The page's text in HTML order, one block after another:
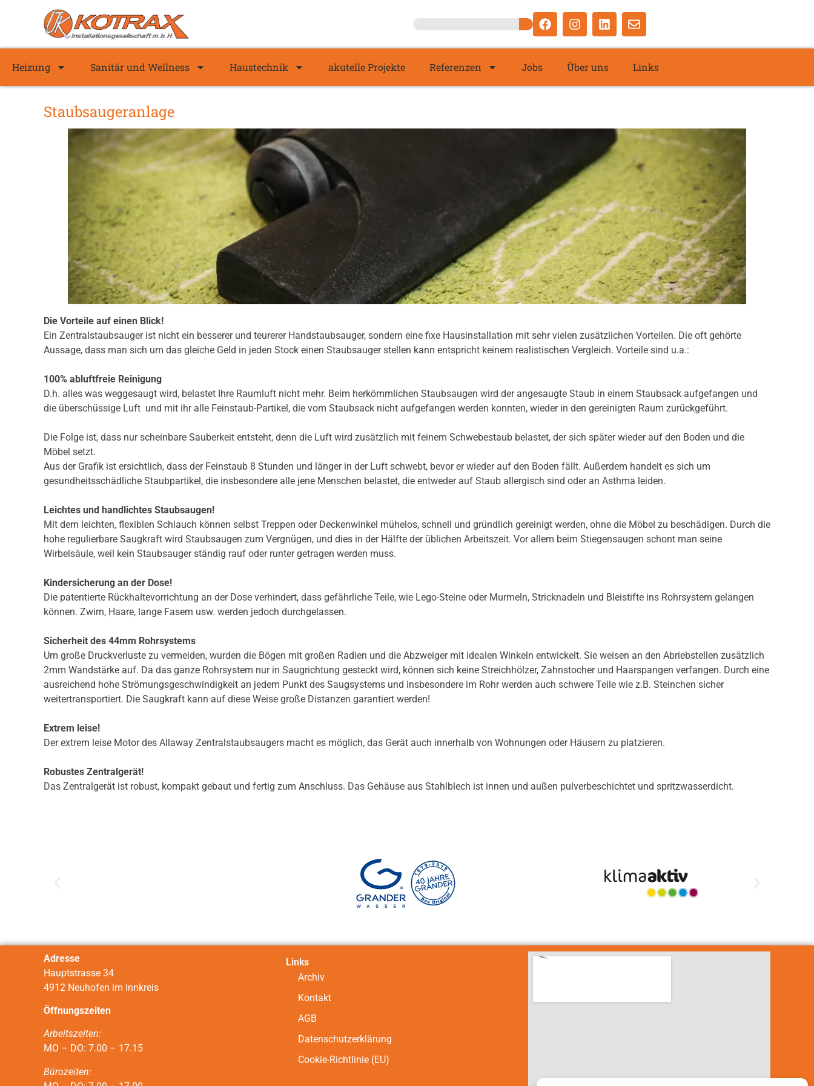
Heizung Sanitär und Wellness Haustechnik akutelle Projekte Referenzen Jobs Über uns Links
Staubsaugeranlage
Die Vorteile auf einen Blick!
Ein Zentralstaubsauger ist nicht ein besserer und teurerer Handstaubsauger, sondern eine fixe Hausinstallation mit sehr vielen zusätzlichen Vorteilen. Die oft gehörte
Aussage, dass man sich um das gleiche Geld in jeden Stock einen Staubsauger stellen kann entspricht keinem realistischen Vergleich. Vorteile sind u.a.:
100% abluftfreie Reinigung
D.h. alles was weggesaugt wird, belastet Ihre Raumluft nicht mehr. Beim herkömmlichen Staubsaugen wird der angesaugte Staub in einem Staubsack aufgefangen und
die überschüssige Luft und mit ihr alle Feinstaub-Partikel, die vom Staubsack nicht aufgefangen werden konnten, wieder in den gereinigten Raum zurückgeführt.
Die Folge ist, dass nur scheinbare Sauberkeit entsteht, denn die Luft wird zusätzlich mit feinem Schwebestaub belastet, der sich später wieder auf den Boden und die
Möbel setzt.
Aus der Grafik ist ersichtlich, dass der Feinstaub 8 Stunden und länger in der Luft schwebt, bevor er wieder auf den Boden fällt. Außerdem handelt es sich um
gesundheitsschädliche Staubpartikel, die insbesondere alle jene Menschen belastet, die entweder auf Staub allergisch sind oder an Asthma leiden.
Leichtes und handlichtes Staubsaugen!
Mit dem leichten, flexiblen Schlauch können selbst Treppen oder Deckenwinkel mühelos, schnell und gründlich gereinigt werden, ohne die Möbel zu beschädigen. Durch die
hohe regulierbare Saugkraft wird Staubsaugen zum Vergnügen, und dies in der Hälfte der üblichen Arbeitszeit. Vor allem beim Stiegensaugen schont man seine
Wirbelsäule, weil kein Staubsauger ständig rauf oder runter getragen werden muss.
Kindersicherung an der Dose!
Die patentierte Rückhaltevorrichtung an der Dose verhindert, dass gefährliche Teile, wie Lego-Steine oder Murmeln, Stricknadeln und Bleistifte ins Rohrsystem gelangen
können. Zwirn, Haare, lange Fasern usw. werden jedoch durchgelassen.
Sicherheit des 44mm Rohrsystems
Um große Druckverluste zu vermeiden, wurden die Bögen mit großen Radien und die Abzweiger mit idealen Winkeln entwickelt. Sie weisen an den Abriebstellen zusätzlich
2mm Wandstärke auf. Da das ganze Rohrsystem nur in Saugrichtung gesteckt wird, können sich keine Streichhölzer, Zahnstocher und Haarspangen verfangen. Durch eine
ausreichend hohe Strömungsgeschwindigkeit an jedem Punkt des Saugsystems und insbesondere im Rohr werden auch schwere Teile wie z.B. Steinchen sicher
weitertransportiert. Die Saugkraft kann auf diese Weise große Distanzen garantiert werden!
Extrem leise!
Der extrem leise Motor des Allaway Zentralstaubsaugers macht es möglich, das Gerät auch innerhalb von Wohnungen oder Häusern zu platzieren.
Robustes Zentralgerät!
Das Zentralgerät ist robust, kompakt gebaut und fertig zum Anschluss. Das Gehäuse aus Stahlblech ist innen und außen pulverbeschichtet und spritzwasserdicht.
Adresse
Hauptstrasse 34
4912 Neuhofen im Innkreis
Öffnungszeiten
Arbeitszeiten:
MO – DO: 7.00 – 17.15
Bürozeiten:
Links
Archiv
Kontakt
AGB
Datenschutzerklärung
Cookie-Richtlinie (EU)